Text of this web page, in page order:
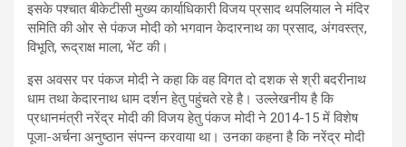
इसके पश्चात बीकेटीसी मुख्य कार्याधिकारी विजय प्रसाद थपलियाल ने मंदिर
समिति की ओर से पंकज मोदी को भगवान केदारनाथ का प्रसाद, अंगवस्त्र,
विभूति, रूद्राक्ष माला, भेंट की।
इस अवसर पर पंकज मोदी ने कहा कि वह विगत दो दशक से श्री बदरीनाथ
धाम तथा केदारनाथ धाम दर्शन हेतु पहुंचते रहे है। उल्लेखनीय है कि
प्रधानमंत्री नरेंद्र मोदी की विजय हेतु पंकज मोदी ने 2014-15 में विशेष
पूजा-अर्चना अनुष्ठान संपन्न करवाया था। उनका कहना है कि नरेंद्र मोदी